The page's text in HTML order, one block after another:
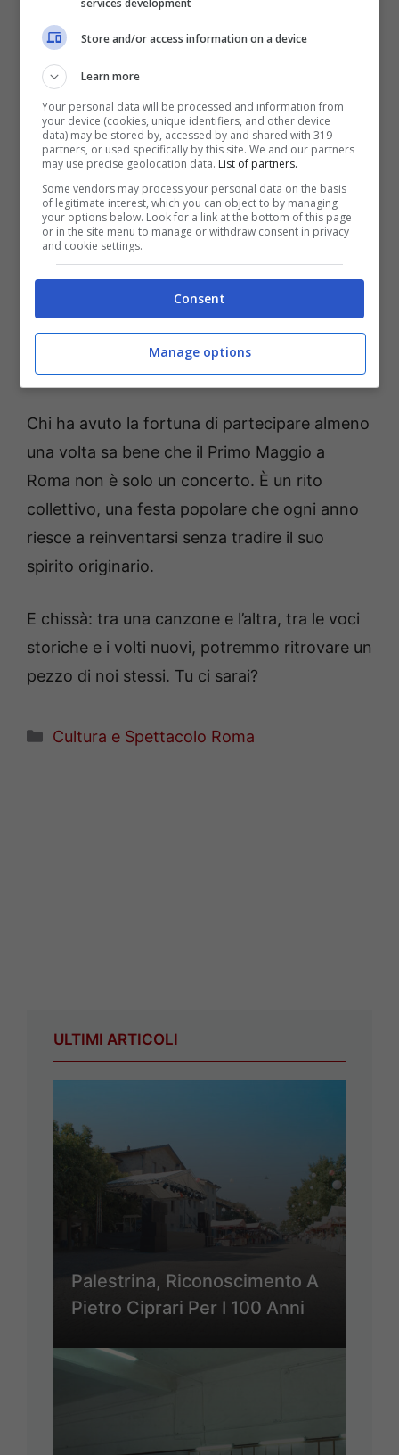
alle storie di chi ogni giorno affronta battaglie
spesso invisibili.
Passeggiando intorno a Piazza San Giovanni
in questi giorni, si può già intravedere
qualcosa dell’atmosfera che ci aspetta:
transenne, cartelloni che annunciano
l’evento, forze dell’ordine al lavoro per
garantire la sicurezza, ambulanti che si
preparano a vendere gadget e magliette
ufficiali. La città si sta trasformando, e lo fa
con quell’energia particolare che solo eventi
come questo sanno sprigionare.
Chi ha avuto la fortuna di partecipare almeno
una volta sa bene che il Primo Maggio a
Roma non è solo un concerto. È un rito
collettivo, una festa popolare che ogni anno
riesce a reinventarsi senza tradire il suo
spirito originario.
E chissà: tra una canzone e l’altra, tra le voci
storiche e i volti nuovi, potremmo ritrovare un
pezzo di noi stessi. Tu ci sarai?
Categorie
Cultura e Spettacolo Roma
ULTIMI ARTICOLI
Palestrina, Riconoscimento A
Pietro Ciprari Per I 100 Anni
Store and/or access information on a device
Learn more
Your personal data will be processed and information from
your device (cookies, unique identifiers, and other device
data) may be stored by, accessed by and shared with 319
partners, or used specifically by this site. We and our partners
may use precise geolocation data. List of partners.
Some vendors may process your personal data on the basis
of legitimate interest, which you can object to by managing
your options below. Look for a link at the bottom of this page
or in the site menu to manage or withdraw consent in privacy
and cookie settings.
Consent
Manage options